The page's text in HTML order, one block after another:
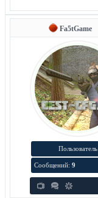
Fa5tGame
Пользователь
Сообщений: 9